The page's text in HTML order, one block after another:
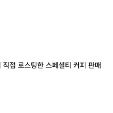
접 로스팅한 스페셜티 커피 판매